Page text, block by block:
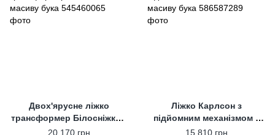
Двох'ярусне ліжко
трансформер Білосніжка з
масиву бука
20 170 грн
Ліжко Карлсон з
підйомним механізмом з
масиву бука
15 810 грн